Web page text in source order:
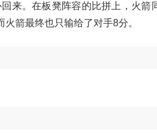
来。在板凳阵容的比拼上，火箭
箭最终也只输给了对手8分。